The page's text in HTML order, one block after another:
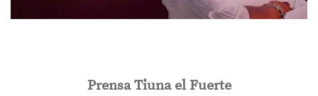
Prensa Tiuna el Fuerte